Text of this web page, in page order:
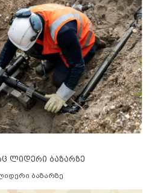
ლიდერი ბაზარზე
ბაზარზე